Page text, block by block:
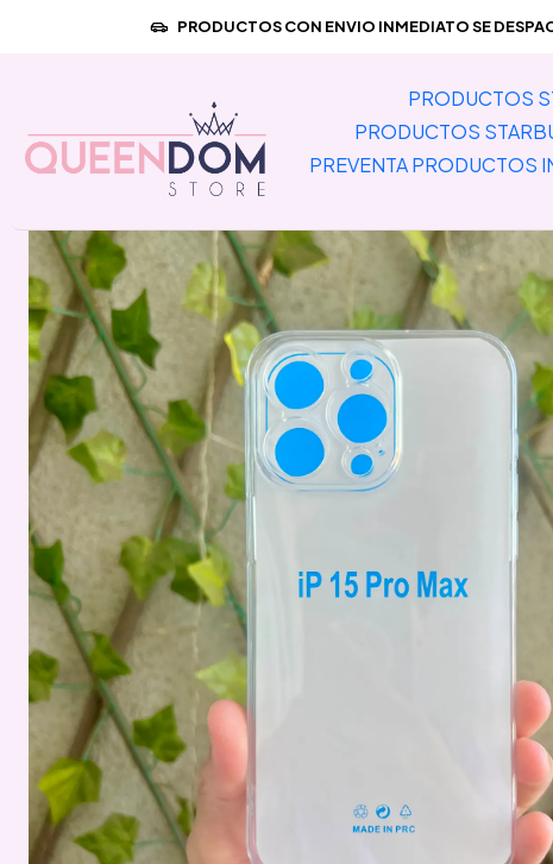
PRODUCTOS
PRODUCTOS
PREVENTA PRODUCTOS
PRODUCTOS CON ENVIO INMEDIATO SE
Inicio